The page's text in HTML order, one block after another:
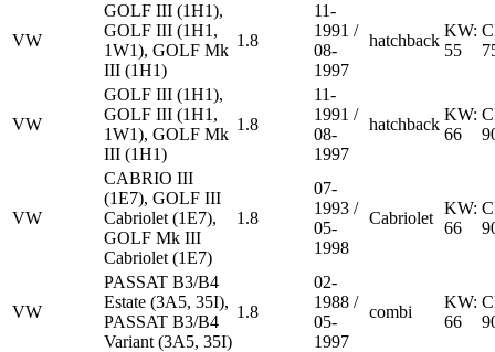
VW
GOLF III (1H1),
GOLF III (1H1,
1W1), GOLF Mk
III (1H1)
1.8
11-
1991 /
08-
1997
hatchback
KW:
55
VW
GOLF III (1H1),
GOLF III (1H1,
1W1), GOLF Mk
III (1H1)
1.8
11-
1991 /
08-
1997
hatchback
KW:
66
VW
CABRIO III
(1E7), GOLF III
Cabriolet (1E7),
GOLF Mk III
Cabriolet (1E7)
1.8
07-
1993 /
05-
1998
Cabriolet
KW:
66
VW
PASSAT B3/B4
Estate (3A5, 35I),
PASSAT B3/B4
Variant (3A5, 35I)
1.8
02-
1988 /
05-
1997
combi
KW:
66